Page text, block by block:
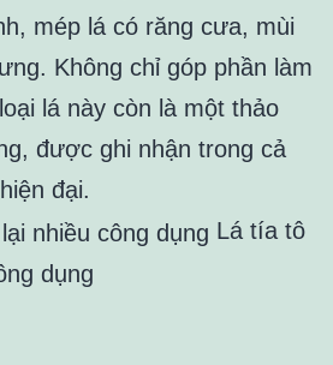
mép lá có răng cưa, mùi
Không chỉ góp phần làm
lá này còn là một thảo
được ghi nhận trong cả
đại.
Lá tía tô
dụng